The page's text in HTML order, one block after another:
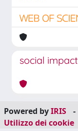
social impact
Powered byIRIS -
Utilizzo dei cookie